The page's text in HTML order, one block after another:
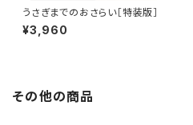
うさぎまでのおさらい［特装版］
¥3,960
その他の商品